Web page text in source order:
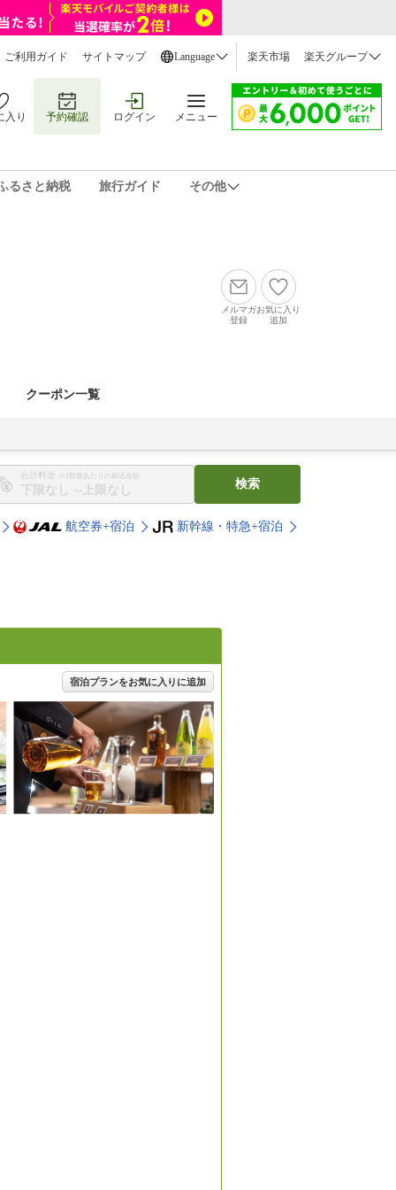
ご利用ガイド サイトマップ Language 楽天市場 楽天グループ
入り 予約確認 ログイン メニュー
るさと納税 旅行ガイド その他
メルマガ
登録
お気に入り
追加
クーポン一覧
合計料金 ※1部屋あたりの税込金額
〜
検索
航空券+宿泊 新幹線・特急+宿泊
宿泊プランをお気に入りに追加